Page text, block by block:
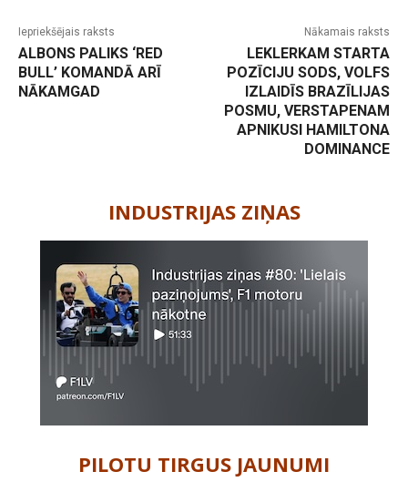
Iepriekšējais raksts
ALBONS PALIKS ‘RED
BULL’ KOMANDĀ ARĪ
NĀKAMGAD
Nākamais raksts
LEKLERKAM STARTA
POZĪCIJU SODS, VOLFS
IZLAIDĪS BRAZĪLIJAS
POSMU, VERSTAPENAM
APNIKUSI HAMILTONA
DOMINANCE
INDUSTRIJAS ZIŅAS
PILOTU TIRGUS JAUNUMI